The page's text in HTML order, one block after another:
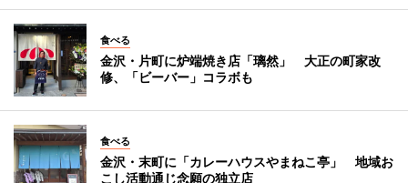
食べる
金沢・片町に炉端焼き店「璃然」 大正の町家改
修、「ビーバー」コラボも
食べる
金沢・末町に「カレーハウスやまねこ亭」 地域お
こし活動通じ念願の独立店